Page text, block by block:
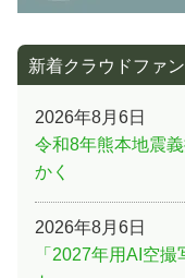
新着クラウドファ
2026年8月6日
令和8年熊本地震
かく
2026年8月6日
「2027年用AI空